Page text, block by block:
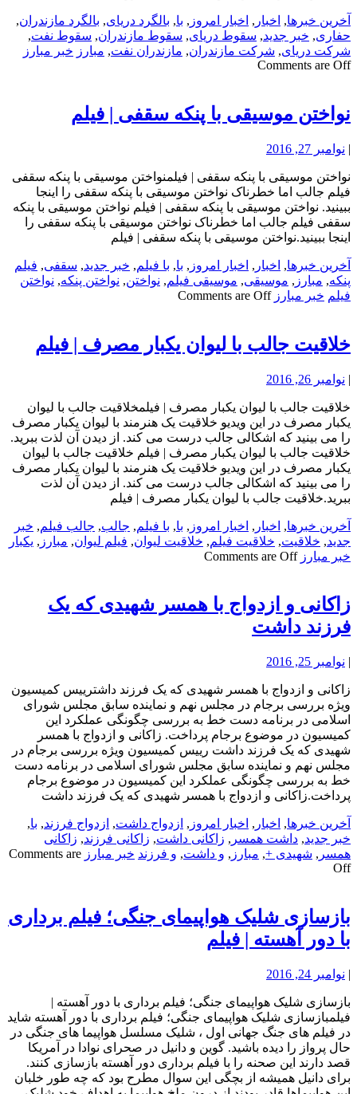
آخرین خبرها, اخبار , اخبار امروز , با, بالگرد دریای, بالگرد مازندران,
حفاری, خبر جدید, سقوط دریای, سقوط مازندران, سقوط نفت,
شرکت دریای, شرکت مازندران, مازندران نفت, مبارز خبر مبارز
Comments are Off
نواختن موسیقی با پنکه سقفی | فیلم
| نوامبر 27, 2016
نواختن موسیقی با پنکه سقفی | فیلمنواختن موسیقی با پنکه سقفی
فیلم جالب اما خطرناک نواختن موسیقی با پنکه سقفی را اینجا
ببینید. نواختن موسیقی با پنکه سقفی | فیلم نواختن موسیقی با پنکه
سقفی فیلم جالب اما خطرناک نواختن موسیقی با پنکه سقفی را
اینجا ببینید.نواختن موسیقی با پنکه سقفی | فیلم
آخرین خبرها, اخبار , اخبار امروز , با, با فیلم, خبر جدید, سقفی, فیلم
پنکه, مبارز , موسیقی, موسیقی فیلم, نواختن, نواختن پنکه, نواختن
فیلم خبر مبارز Comments are Off
خلاقیت جالب با لیوان یکبار مصرف | فیلم
| نوامبر 26, 2016
خلاقیت جالب با لیوان یکبار مصرف | فیلمخلاقیت جالب با لیوان
یکبار مصرف در این ویدیو خلاقیت یک هنرمند با لیوان یکبار مصرف
را می بینید که اشکالی جالب درست می کند. از دیدن آن لذت ببرید.
خلاقیت جالب با لیوان یکبار مصرف | فیلم خلاقیت جالب با لیوان
یکبار مصرف در این ویدیو خلاقیت یک هنرمند با لیوان یکبار مصرف
را می بینید که اشکالی جالب درست می کند. از دیدن آن لذت
ببرید.خلاقیت جالب با لیوان یکبار مصرف | فیلم
آخرین خبرها, اخبار , اخبار امروز , با, با فیلم, جالب, جالب فیلم, خبر
جدید, خلاقیت, خلاقیت فیلم, خلاقیت لیوان, فیلم لیوان, مبارز , یکبار
خبر مبارز Comments are Off
زاکانی و ازدواج با همسر شهیدی که یک
فرزند داشت
| نوامبر 25, 2016
زاکانی و ازدواج با همسر شهیدی که یک فرزند داشترییس کمیسیون
ویژه بررسی برجام در مجلس نهم و نماینده سابق مجلس شورای
اسلامی در برنامه دست خط به بررسی چگونگی عملکرد این
کمیسیون در موضوع برجام پرداخت. زاکانی و ازدواج با همسر
شهیدی که یک فرزند داشت رییس کمیسیون ویژه بررسی برجام در
مجلس نهم و نماینده سابق مجلس شورای اسلامی در برنامه دست
خط به بررسی چگونگی عملکرد این کمیسیون در موضوع برجام
پرداخت.زاکانی و ازدواج با همسر شهیدی که یک فرزند داشت
آخرین خبرها, اخبار , اخبار امروز , ازدواج داشت, ازدواج فرزند, با,
خبر جدید, داشت همسر , زاکانی داشت, زاکانی فرزند, زاکانی
همسر , شهیدی +, مبارز , و داشت, و فرزند خبر مبارز Comments are
Off
بازسازی شلیک هواپیمای جنگی؛ فیلم برداری
با دور آهسته | فیلم
| نوامبر 24, 2016
بازسازی شلیک هواپیمای جنگی؛ فیلم برداری با دور آهسته |
فیلمبازسازی شلیک هواپیمای جنگی؛ فیلم برداری با دور آهسته شاید
در فیلم های جنگ جهانی اول ، شلیک مسلسل هواپیما های جنگی در
حال پرواز را دیده باشید. گوین و دانیل در صحرای نوادا در آمریکا
قصد دارند این صحنه را با فیلم برداری دور آهسته بازسازی کنند.
برای دانیل همیشه از بچگی این سوال مطرح بود که چه طور خلبان